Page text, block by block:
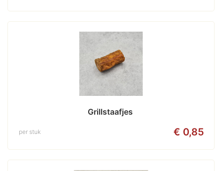
Grillstaafjes
€ 0,85
per stuk